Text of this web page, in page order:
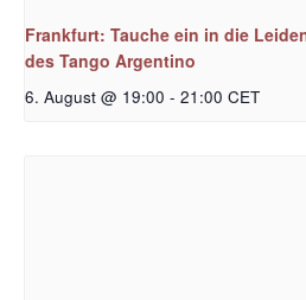
Frankfurt: Tauche ein in die
des Tango Argentino
6. August @ 19:00 - 21:00 CET